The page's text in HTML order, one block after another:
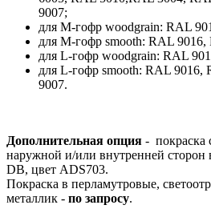
9007;
для М-гофр woodgrain: RAL
для М-гофр smooth: RAL 9016,
для L-гофр woodgrain: RAL
для L-гофр smooth: RAL
9007.
Дополнительная опция - покраска
наружной и/или внутренней сторон
DB, цвет ADS703.
Покраска в перламутровые,
металлик - по запросу.